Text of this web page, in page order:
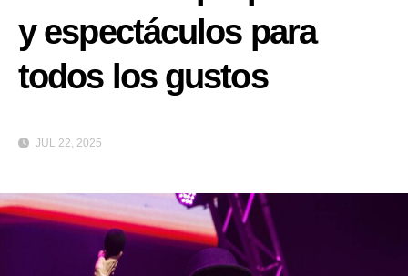
y espectáculos para
todos los gustos
JUL 22, 2025